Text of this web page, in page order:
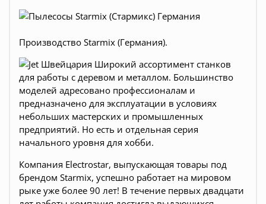
Производство Starmix (Германия).
Компания Electrostar, выпускающая товары под
брендом Starmix, успешно работает на мировом
рыке уже более 90 лет! В течение первых двадцати